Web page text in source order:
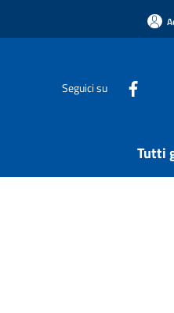
Seguici su
Tutti